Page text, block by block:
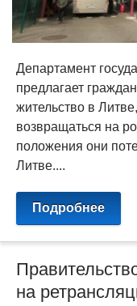
Департамент
предлагает
жительство в
возвращаться на
положения они
Литве....
Подробнее
на